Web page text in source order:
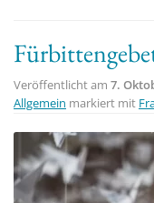
Veröffentlicht am 7.
Allgemein markiert mit